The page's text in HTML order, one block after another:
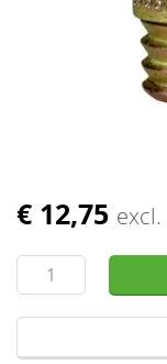
€ 12,75
Ga
het
begin
van